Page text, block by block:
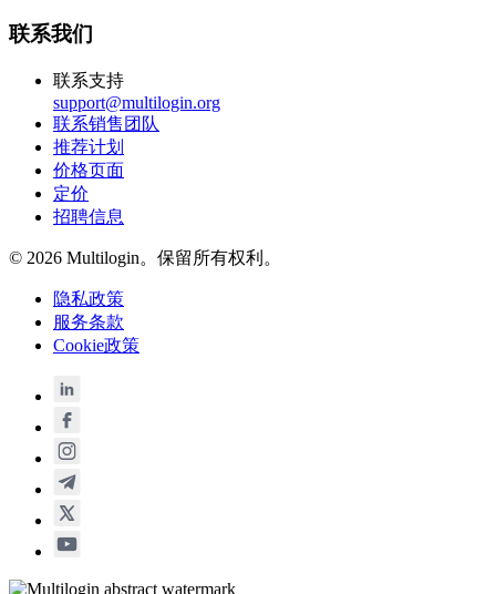
联系我们
联系支持
support@multilogin.org
联系销售团队
推荐计划
价格页面
定价
招聘信息
© 2026 Multilogin。保留所有权利。
隐私政策
服务条款
Cookie政策